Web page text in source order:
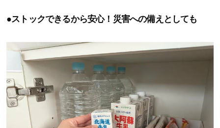
●ストックできるから安心！災害への備えとしても